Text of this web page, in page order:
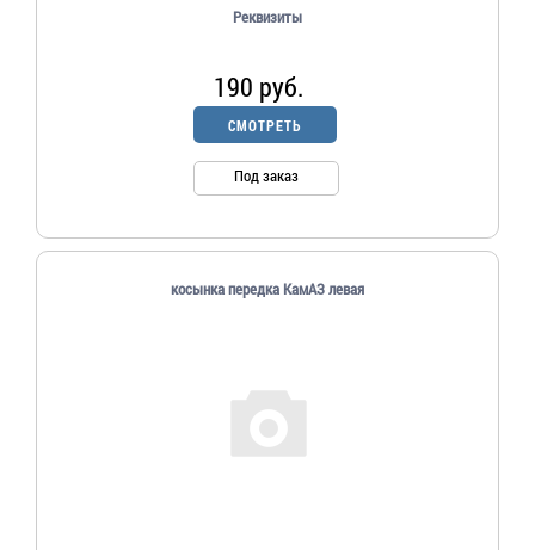
Реквизиты
190 руб.
СМОТРЕТЬ
Под заказ
косынка передка КамАЗ левая